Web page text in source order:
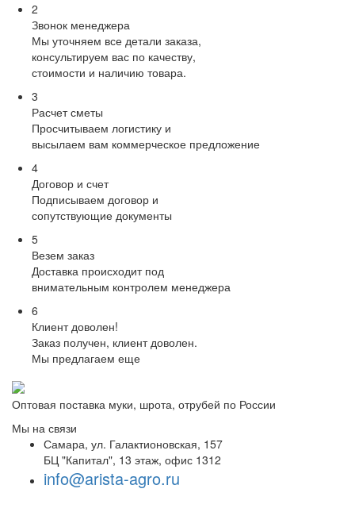
2
Звонок менеджера
Мы уточняем все детали заказа,
консультируем вас по качеству,
стоимости и наличию товара.
3
Расчет сметы
Просчитываем логистику и
высылаем вам коммерческое предложение
4
Договор и счет
Подписываем договор и
сопутствующие документы
5
Везем заказ
Доставка происходит под
внимательным контролем менеджера
6
Клиент доволен!
Заказ получен, клиент доволен.
Мы предлагаем еще
Оптовая поставка муки, шрота, отрубей по России
Мы на связи
Самара, ул. Галактионовская, 157
БЦ "Капитал", 13 этаж, офис 1312
info@arista-agro.ru